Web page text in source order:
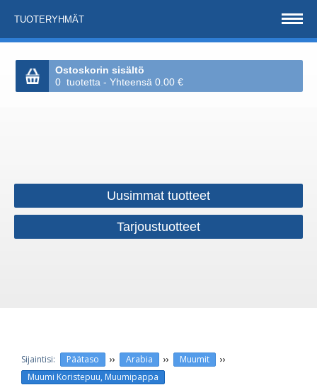
TUOTERYHMÄT
Ostoskorin sisältö
0 tuotetta - Yhteensä 0.00 €
Uusimmat tuotteet
Tarjoustuotteet
Päätaso ›› Arabia ›› Muumit ››
Muumi Koristepuu, Muumipappa